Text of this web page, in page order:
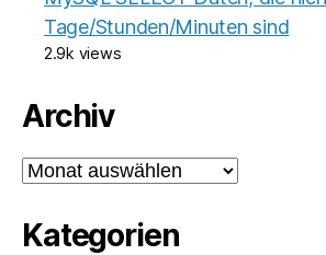
Tage/Stunden/Minuten sind
2.9k views
Archiv
Archiv
Kategorien